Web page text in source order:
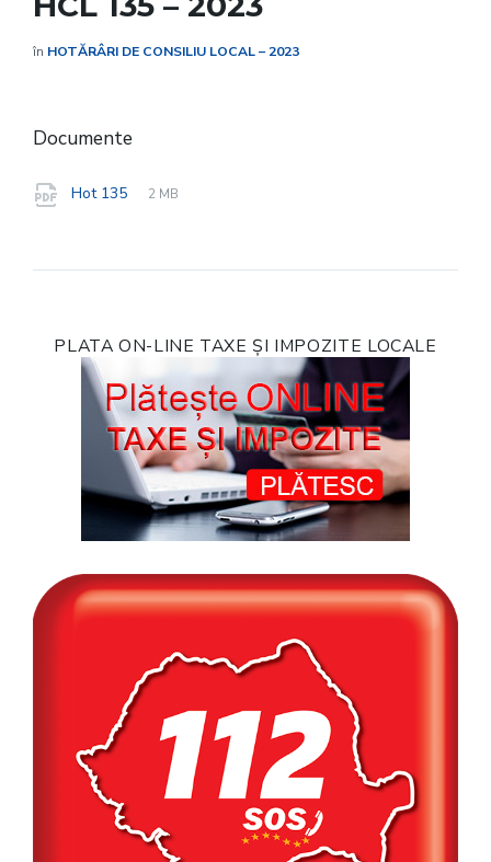
în HOTĂRÂRI DE CONSILIU LOCAL – 2023
Documente
Hot 135
File
pdf
File
2 MB
PLATA ON-LINE TAXE ȘI IMPOZITE LOCALE